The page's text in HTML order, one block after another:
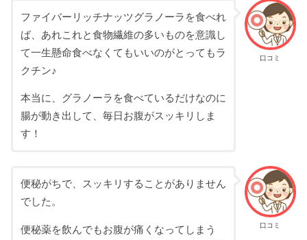
口コミ
ファイバーリッチナッツグラノーラを食べれ
ば、あれこれと食物繊維の多いものを意識し
て一生懸命食べなくてもいいのがとってもラ
クチン♪
本当に、グラノーラを食べているだけなのに
腸が動き出して、毎日お腹がスッキリしま
す！
口コミ
便秘がちで、スッキリすることがありません
でした。
便秘薬を飲んでもお腹が痛くなってしまう